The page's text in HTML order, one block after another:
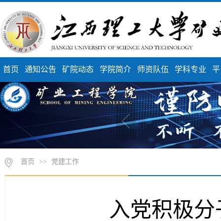
首页 通知公告 矿院动态 学院简介 师资队伍 学科专业
首页 >> 党建工作
入党积极